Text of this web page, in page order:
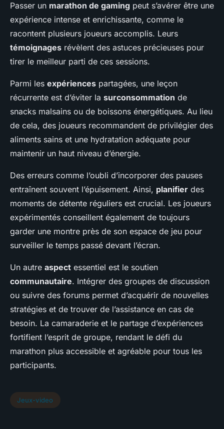
Passer un marathon de gaming peut s’avérer être une
expérience intense et enrichissante, comme le
racontent plusieurs joueurs accomplis. Leurs
témoignages révèlent des astuces précieuses pour
tirer le meilleur parti de ces sessions.
Parmi les expériences partagées, une leçon
récurrente est d’éviter la surconsommation de
snacks malsains ou de boissons énergétiques. Au lieu
de cela, des joueurs recommandent de privilégier des
aliments sains et une hydratation adéquate pour
maintenir un haut niveau d’énergie.
Des erreurs comme l’oubli d’incorporer des pauses
entraînent souvent l’épuisement. Ainsi, planifier des
moments de détente réguliers est crucial. Les joueurs
expérimentés conseillent également de toujours
garder une montre près de son espace de jeu pour
surveiller le temps passé devant l’écran.
Un autre aspect essentiel est le soutien
communautaire. Intégrer des groupes de discussion
ou suivre des forums permet d’acquérir de nouvelles
stratégies et de trouver de l’assistance en cas de
besoin. La camaraderie et le partage d’expériences
fortifient l’esprit de groupe, rendant le défi du
marathon plus accessible et agréable pour tous les
participants.
Jeux-video